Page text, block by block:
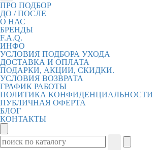
ПРО ПОДБОР
ДО / ПОСЛЕ
О НАС
БРЕНДЫ
F.A.Q.
ИНФО
УСЛОВИЯ ПОДБОРА УХОДА
ДОСТАВКА И ОПЛАТА
ПОДАРКИ, АКЦИИ, СКИДКИ.
УСЛОВИЯ ВОЗВРАТА
ГРАФИК РАБОТЫ
ПОЛИТИКА КОНФИДЕНЦИАЛЬНОСТИ
ПУБЛИЧНАЯ ОФЕРТА
БЛОГ
КОНТАКТЫ